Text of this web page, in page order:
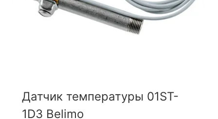
Датчик температуры 01ST-
1D3 Belimo